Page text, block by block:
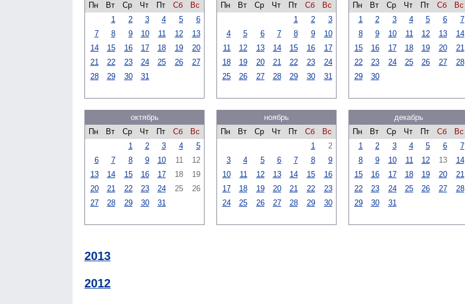
Пн
Вт Ср Чт Пт Сб
Вс
1
2 3 4 5
6
7
8 9 10 11 12
13
14
15 16 17 18 19
20
21
22 23 24 25 26
27
28
29 30 31
Пн
Вт Ср Чт Пт Сб
Вс
1
2
3
4
5 6 7 8 9
10
11
12 13 14 15 16
17
18
19 20 21 22 23
24
25
26 27 28 29 30 31
Пн
Вт Ср Чт Пт Сб
Вс
1
2 3 4 5 6
7
8
9 10 11 12 13
14
15
16 17 18 19 20
21
22
23 24 25 26 27
28
29
30
октябрь
Пн
Вт Ср Чт Пт Сб
Вс
1
2 3 4
5
6
7 8 9 10 11
12
13
14 15 16 17 18
19
20
21 22 23 24 25
26
27
28 29 30 31
ноябрь
Пн
Вт Ср Чт Пт Сб
Вс
1
2
3
4 5 6 7 8
9
10
11 12 13 14 15
16
17
18 19 20 21 22
23
24
25 26 27 28 29 30
декабрь
Пн
Вт Ср Чт Пт Сб
Вс
1
2 3 4 5 6
7
8
9 10 11 12 13
14
15
16 17 18 19 20
21
22
23 24 25 26 27
28
29
30 31
2013
2012